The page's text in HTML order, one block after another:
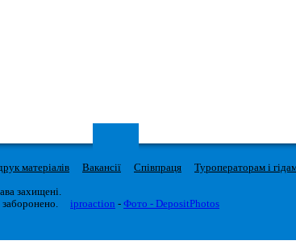
матеріалів Вакансії Співпраця Туроператорам і
захищені.
заборонено.
iproaction - Фото - DepositPhotos